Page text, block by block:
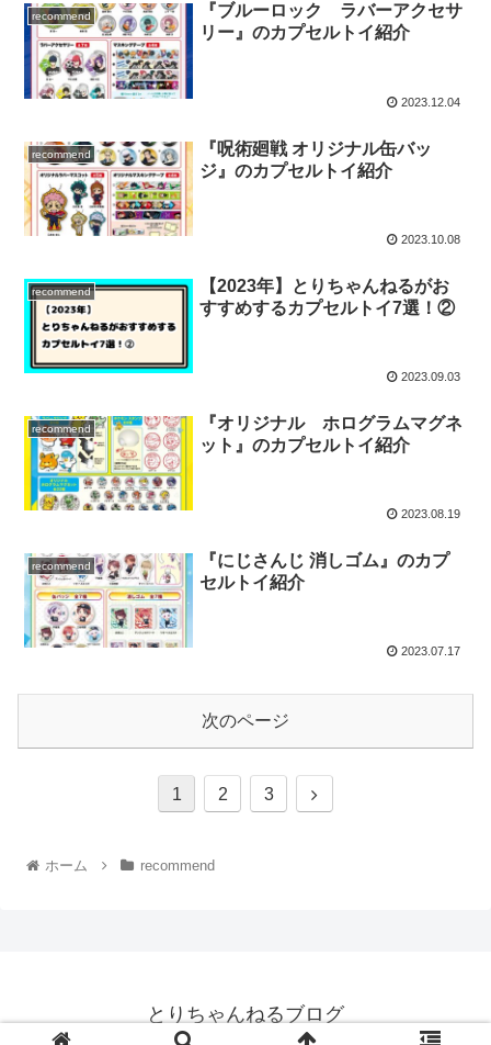
recommend
『ブルーロック ラバーアクセサ
リー』のカプセルトイ紹介
2023.12.04
recommend
『呪術廻戦 オリジナル缶バッ
ジ』のカプセルトイ紹介
2023.10.08
recommend
【2023年】とりちゃんねるがお
すすめするカプセルトイ7選！②
2023.09.03
recommend
『オリジナル ホログラムマグネ
ット』のカプセルトイ紹介
2023.08.19
recommend
『にじさんじ 消しゴム』のカプ
セルトイ紹介
2023.07.17
次のページ
1 2 3
ホーム recommend
とりちゃんねるブログ